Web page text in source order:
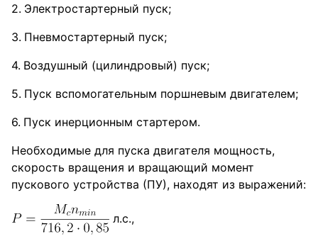
Электростартерный пуск;
Пневмостартерный пуск;
Воздушный (цилиндровый) пуск;
Пуск вспомогательным поршневым двигателем;
Пуск инерционным стартером.
Необходимые для пуска двигателя мощность,
скорость вращения и вращающий момент
пускового устройства (ПУ), находят из выражений:
л.с.,